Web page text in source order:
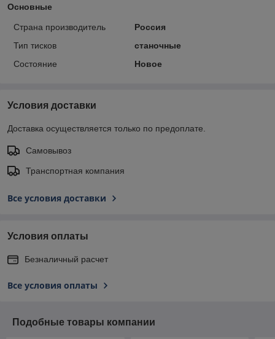
Основные
Страна производитель
Россия
Тип тисков
станочные
Состояние
Новое
Условия доставки
Доставка осуществляется только по предоплате.
Самовывоз
Транспортная компания
Все условия доставки
Условия оплаты
Безналичный расчет
Все условия оплаты
Подобные товары компании